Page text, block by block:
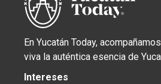
En Yucatán Today,
viva la auténtica esencia de
Intereses